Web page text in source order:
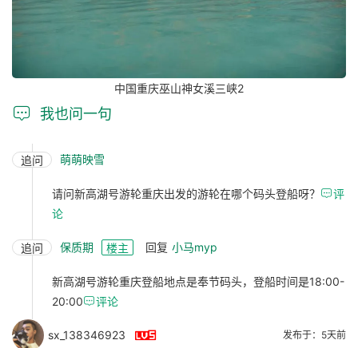
中国重庆巫山神女溪三峡2
 我也问一句
追问 萌萌映雪
请问新高湖号游轮重庆出发的游轮在哪个码头登船呀？ 评
论
追问 保质期 楼主 回复 小马myp
新高湖号游轮重庆登船地点是奉节码头，登船时间是18:00-
20:00评论
sx_138346923  发布于：5天前